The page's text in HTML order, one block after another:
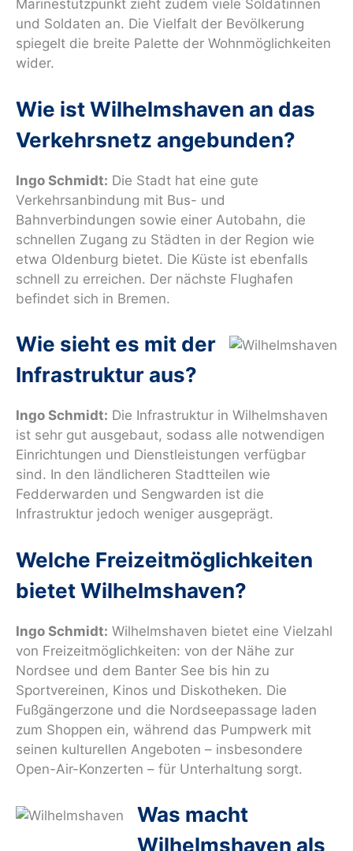
Marinestützpunkt zieht zudem viele Soldatinnen
und Soldaten an. Die Vielfalt der Bevölkerung
spiegelt die breite Palette der Wohnmöglichkeiten
wider.
Wie ist Wilhelmshaven an das
Verkehrsnetz angebunden?
Ingo Schmidt: Die Stadt hat eine gute
Verkehrsanbindung mit Bus- und
Bahnverbindungen sowie einer Autobahn, die
schnellen Zugang zu Städten in der Region wie
etwa Oldenburg bietet. Die Küste ist ebenfalls
schnell zu erreichen. Der nächste Flughafen
befindet sich in Bremen.
Wie sieht es mit der
Infrastruktur aus?
Ingo Schmidt: Die Infrastruktur in Wilhelmshaven
ist sehr gut ausgebaut, sodass alle notwendigen
Einrichtungen und Dienstleistungen verfügbar
sind. In den ländlicheren Stadtteilen wie
Fedderwarden und Sengwarden ist die
Infrastruktur jedoch weniger ausgeprägt.
Welche Freizeitmöglichkeiten
bietet Wilhelmshaven?
Ingo Schmidt: Wilhelmshaven bietet eine Vielzahl
von Freizeitmöglichkeiten: von der Nähe zur
Nordsee und dem Banter See bis hin zu
Sportvereinen, Kinos und Diskotheken. Die
Fußgängerzone und die Nordseepassage laden
zum Shoppen ein, während das Pumpwerk mit
seinen kulturellen Angeboten – insbesondere
Open-Air-Konzerten – für Unterhaltung sorgt.
Was macht
Wilhelmshaven als